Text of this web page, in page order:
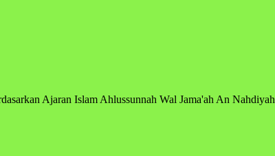
Ajaran Islam Ahlussunnah Wal Jama'ah An Nahdiyah